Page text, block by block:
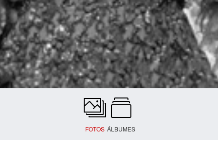
FOTOS ÁLBUMES